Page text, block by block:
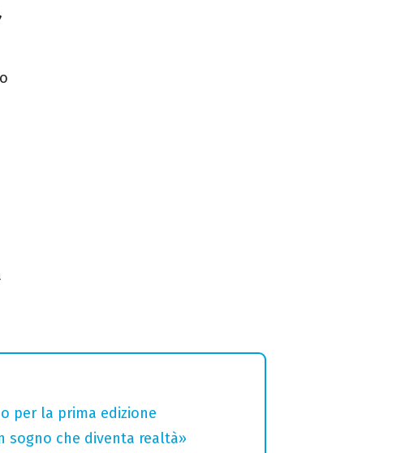
per la prima edizione
sogno che diventa realtà»